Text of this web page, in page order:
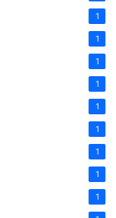
1
1
1
1
1
1
1
1
1